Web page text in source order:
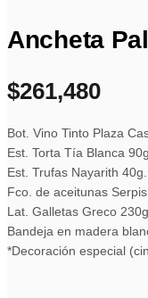
Ancheta
$261,480
Bot. Vino Tinto Plaza
Est. Torta Tía Blanca 90g.
Est. Trufas Nayarith 40g.
Fco. de aceitunas Serpis
Lat. Galletas Greco 230g.
Bandeja en madera
*Decoración especial